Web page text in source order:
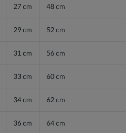
27 cm 48 cm
29 cm 52 cm
31 cm 56 cm
33 cm 60 cm
34 cm 62 cm
36 cm 64 cm